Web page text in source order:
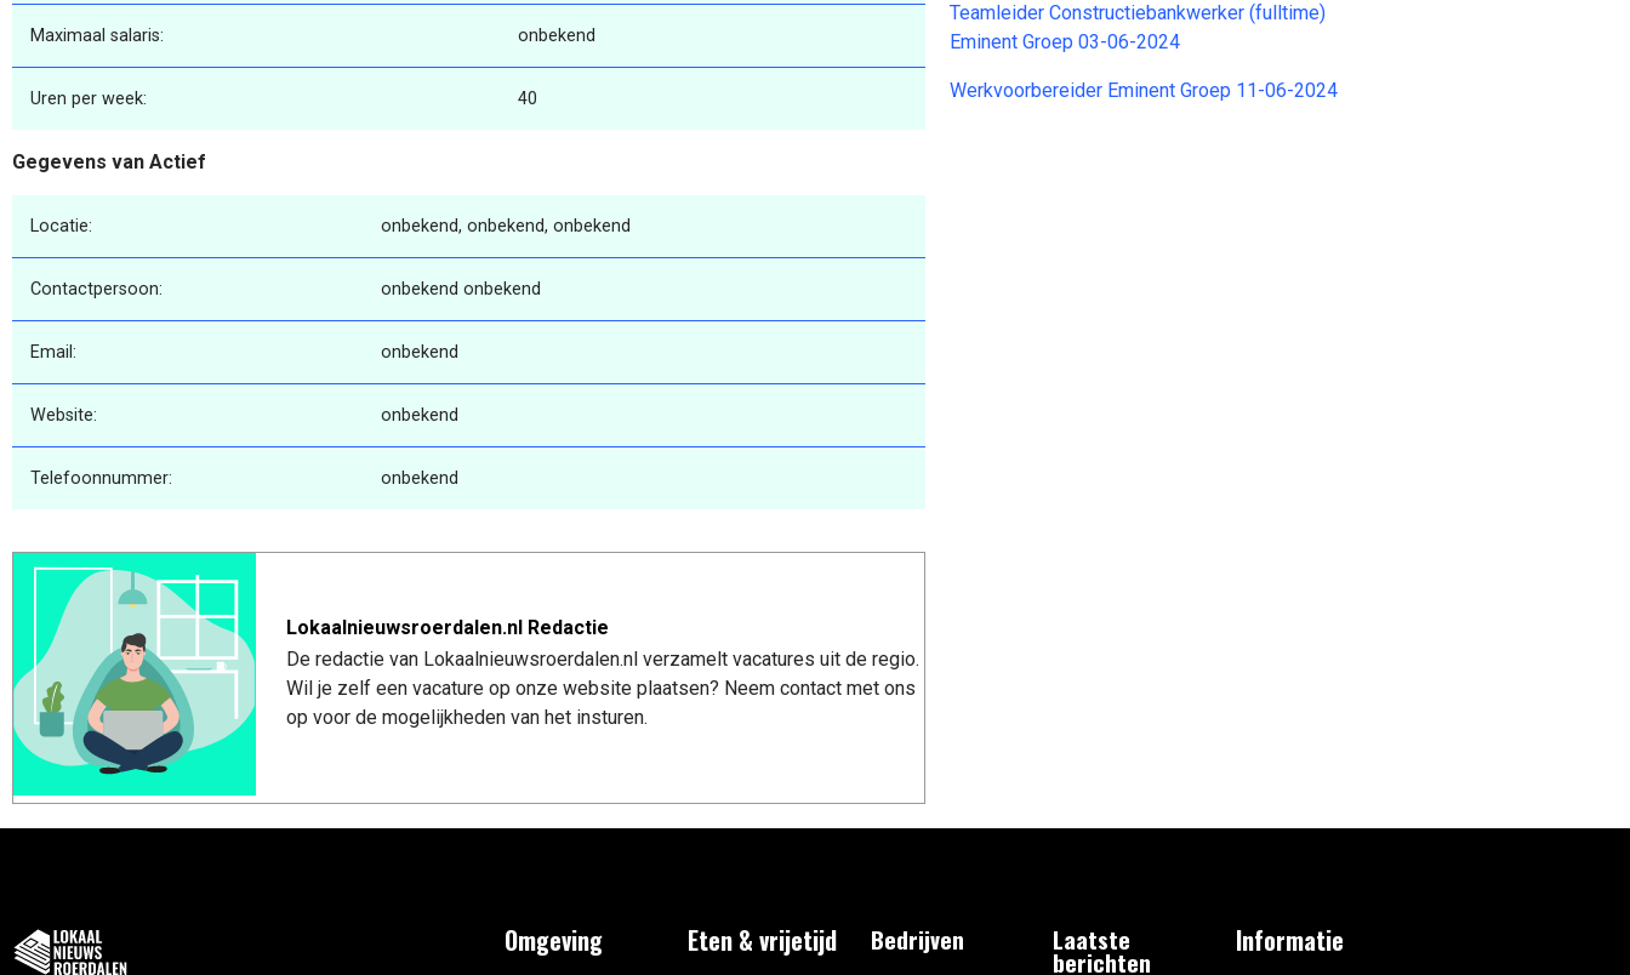
Maximaal salaris: onbekend
Uren per week: 40
Gegevens van Actief
Locatie: onbekend, onbekend, onbekend
Contactpersoon: onbekend onbekend
Email: onbekend
Website: onbekend
Telefoonnummer: onbekend
Lokaalnieuwsroerdalen.nl Redactie
De redactie van Lokaalnieuwsroerdalen.nl verzamelt vacatures uit de regio.
Wil je zelf een vacature op onze website plaatsen? Neem contact met ons
op voor de mogelijkheden van het insturen.
Teamleider Constructiebankwerker (fulltime)
Eminent Groep 03-06-2024
Werkvoorbereider Eminent Groep 11-06-2024
Omgeving Eten & vrijetijd Bedrijven Laatste
berichten
Informatie